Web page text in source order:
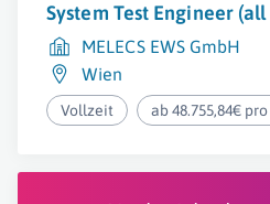
System Test Engineer
MELECS EWS GmbH
Wien
Vollzeit ab 48.755,84€